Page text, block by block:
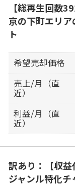
【総再生回数
京の下町エリ
ト
希望売却価格
売上/月（直
近）
利益/月（直
近）
訳あり：【収
ジャンル特化チ